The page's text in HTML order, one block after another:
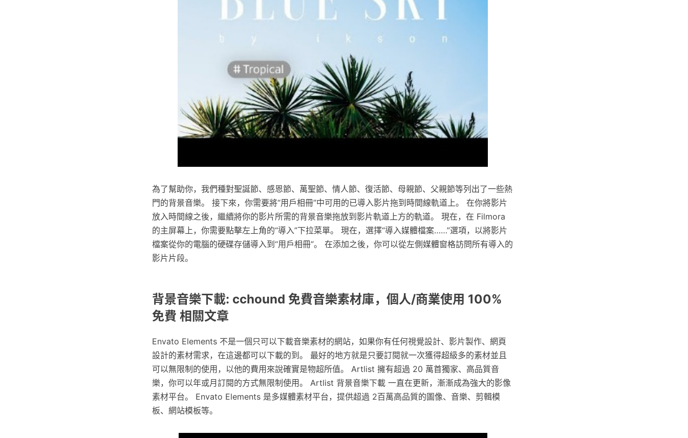
為了幫助你，我們種對聖誕節、感恩節、萬聖節、情人節、復活節、母親節、父親節等列出了一些熱
門的背景音樂。 接下來，你需要將“用戶相冊”中可用的已導入影片拖到時間線軌道上。 在你將影片
放入時間線之後，繼續將你的影片所需的背景音樂拖放到影片軌道上方的軌道。 現在，在 Filmora
的主屏幕上，你需要點擊左上角的“導入”下拉菜單。 現在，選擇“導入媒體檔案……”選項，以將影片
檔案從你的電腦的硬碟存儲導入到“用戶相冊”。 在添加之後，你可以從左側媒體窗格訪問所有導入的
影片片段。
背景音樂下載: cchound 免費音樂素材庫，個人/商業使用 100%
免費 相關文章
Envato Elements 不是一個只可以下載音樂素材的網站，如果你有任何視覺設計、影片製作、網頁
設計的素材需求，在這邊都可以下載的到。 最好的地方就是只要訂閱就一次獲得超級多的素材並且
可以無限制的使用，以他的費用來說確實是物超所值。 Artlist 擁有超過 20 萬首獨家、高品質音
樂，你可以年或月訂閱的方式無限制使用。 Artlist 背景音樂下載 一直在更新，漸漸成為強大的影像
素材平台。 Envato Elements 是多媒體素材平台，提供超過 2百萬高品質的圖像、音樂、剪輯模
板、網站模板等。